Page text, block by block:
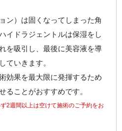
ン）は固くなってしまった角
イドラジェントルは保湿をし
を吸引し、最後に美容液を導
ていきます。
効果を最大限に発揮するため
ることがおすすめです。
2週間以上は空けて施術のご予約をお